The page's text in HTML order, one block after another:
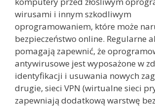
wirusami i innym szkodliwym
oprogramowaniem, które może
bezpieczeństwo online. Regularne
pomagają zapewnić, że
antywirusowe jest wyposażone w
identyfikacji i usuwania nowych
drugie, sieci VPN (wirtualne sieci
zapewniają dodatkową warstwę